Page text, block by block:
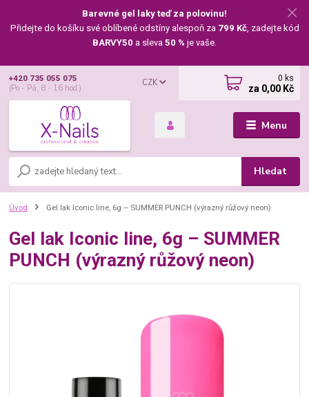
Barevné gel laky teď za polovinu!
Přidejte do košíku své oblíbené odstíny alespoň za 799 Kč, zadejte kód
BARVY50 a sleva 50 % je vaše.
Menu
CZK
Hledat
+420 735 055 075
(Po - Pá, 8 - 16 hod.)
0 ks
za 0,00 Kč
Úvod Gel lak Iconic line, 6g – SUMMER PUNCH (výrazný růžový neon)
Gel lak Iconic line, 6g – SUMMER
PUNCH (výrazný růžový neon)